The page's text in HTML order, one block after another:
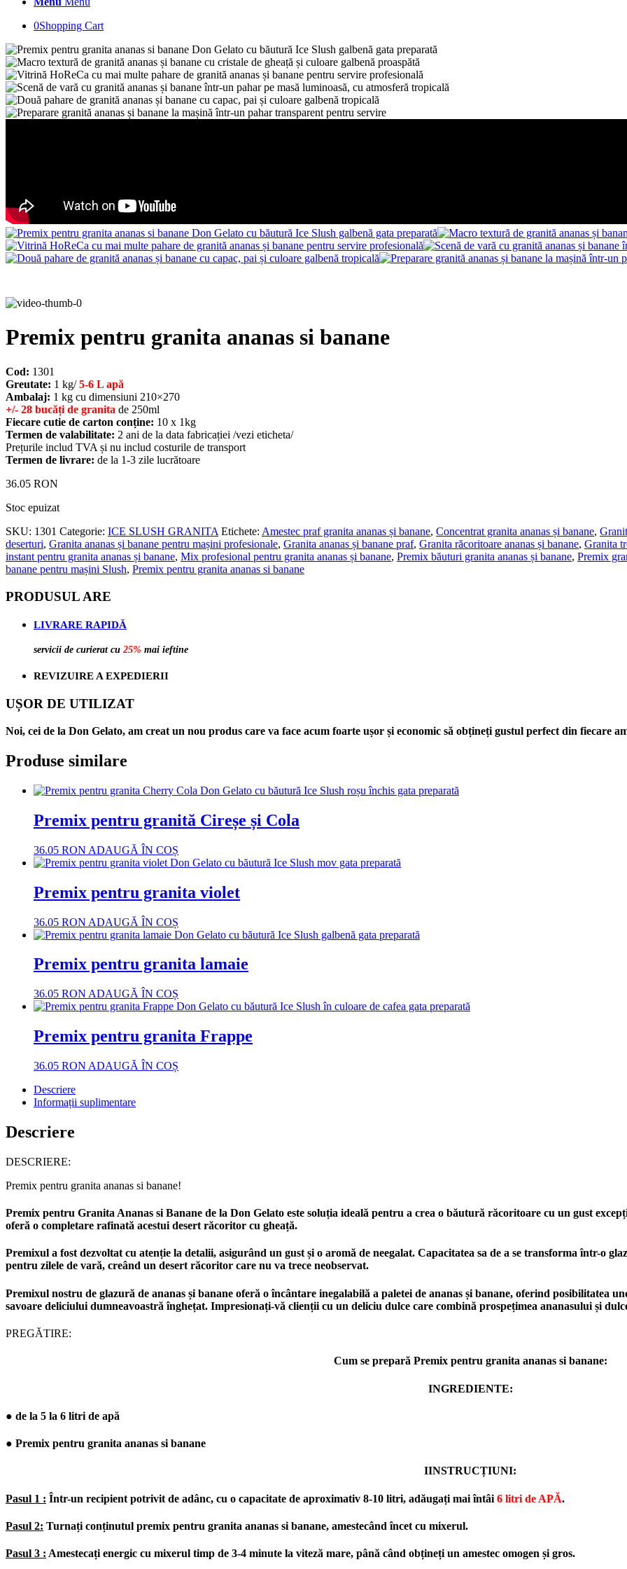
0Shopping Cart
Premix pentru granita ananas si banane
Cod: 1301
Greutate: 1 kg/5-6 L apă
Ambalaj: 1 kg cu dimensiuni 210×270
+/- 28 bucăți de granita de 250ml
Fiecare cutie de carton conține: 10 x 1kg
Termen de valabilitate: 2 ani de la data fabricației /vezi eticheta/
Prețurile includ TVA și nu includ costurile de transport
Termen de livrare: de la 1-3 zile lucrătoare
36.05 RON
Stoc epuizat
SKU: 1301 Categorie: ICE SLUSH GRANITA Etichete: Amestec praf granita ananas și banane, Concentrat granita ananas și banane,
deserturi, Granita ananas și banane pentru mașini profesionale, Granita ananas și banane praf, Granita răcoritoare ananas și banane, Granita
instant pentru granita ananas și banane, Mix profesional pentru granita ananas și banane, Premix băuturi granita ananas și banane, Premix
banane pentru mașini Slush, Premix pentru granita ananas si banane
PRODUSUL ARE
LIVRARE RAPIDĂ
servicii de curierat cu 25% mai ieftine
REVIZUIRE A EXPEDIERII
UȘOR DE UTILIZAT
Noi, cei de la Don Gelato, am creat un nou produs care va face acum foarte ușor și economic să obțineți gustul perfect din fiecare
Produse similare
Premix pentru granită Cireșe și Cola
36.05 RON ADAUGĂ ÎN COȘ
Premix pentru granita violet
36.05 RON ADAUGĂ ÎN COȘ
Premix pentru granita lamaie
36.05 RON ADAUGĂ ÎN COȘ
Premix pentru granita Frappe
36.05 RON ADAUGĂ ÎN COȘ
Descriere
Informații suplimentare
Descriere
DESCRIERE:
Premix pentru granita ananas si banane!
Premix pentru Granita Ananas si Banane de la Don Gelato este soluția ideală pentru a crea o băutură răcoritoare cu un gust
oferă o completare rafinată acestui desert răcoritor cu gheață.
Premixul a fost dezvoltat cu atenție la detalii, asigurând un gust și o aromă de neegalat. Capacitatea sa de a se transforma într-o
pentru zilele de vară, creând un desert răcoritor care nu va trece neobservat.
Premixul nostru de glazură de ananas și banane oferă o încântare inegalabilă a paletei de ananas și banane, oferind posibilitatea
savoare deliciului dumneavoastră înghețat. Impresionați-vă clienții cu un deliciu dulce care combină prospețimea ananasului și
PREGĂTIRE:
Cum se prepară Premix pentru granita ananas si banane:
INGREDIENTE:
● de la 5 la 6 litri de apă
● Premix pentru granita ananas si banane
IINSTRUCȚIUNI:
Pasul 1 : Într-un recipient potrivit de adânc, cu o capacitate de aproximativ 8-10 litri, adăugați mai întâi 6 litri de APĂ.
Pasul 2: Turnați conținutul premix pentru granita ananas si banane, amestecând încet cu mixerul.
Pasul 3 : Amestecați energic cu mixerul timp de 3-4 minute la viteză mare, până când obțineți un amestec omogen și gros.